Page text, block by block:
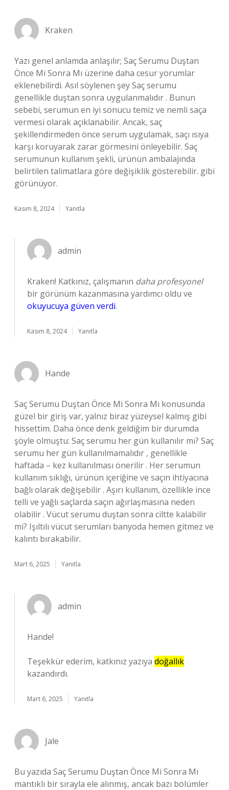
Kraken
Yazı genel anlamda anlaşılır; Saç Serumu Duştan
Önce Mi Sonra Mı üzerine daha cesur yorumlar
eklenebilirdi. Asıl söylenen şey Saç serumu
genellikle duştan sonra uygulanmalıdır . Bunun
sebebi, serumun en iyi sonucu temiz ve nemli saça
vermesi olarak açıklanabilir. Ancak, saç
şekillendirmeden önce serum uygulamak, saçı ısıya
karşı koruyarak zarar görmesini önleyebilir. Saç
serumunun kullanım şekli, ürünün ambalajında
belirtilen talimatlara göre değişiklik gösterebilir. gibi
görünüyor.
Kasım 8, 2024 Yanıtla
admin
Kraken! Katkınız, çalışmanın daha profesyonel
bir görünüm kazanmasına yardımcı oldu ve
okuyucuya güven verdi.
Kasım 8, 2024 Yanıtla
Hande
Saç Serumu Duştan Önce Mi Sonra Mı konusunda
güzel bir giriş var, yalnız biraz yüzeysel kalmış gibi
hissettim. Daha önce denk geldiğim bir durumda
şöyle olmuştu: Saç serumu her gün kullanılır mı? Saç
serumu her gün kullanılmamalıdır , genellikle
haftada – kez kullanılması önerilir . Her serumun
kullanım sıklığı, ürünün içeriğine ve saçın ihtiyacına
bağlı olarak değişebilir . Aşırı kullanım, özellikle ince
telli ve yağlı saçlarda saçın ağırlaşmasına neden
olabilir . Vücut serumu duştan sonra ciltte kalabilir
mi? Işıltılı vücut serumları banyoda hemen gitmez ve
kalıntı bırakabilir.
Mart 6, 2025 Yanıtla
admin
Hande!
Teşekkür ederim, katkınız yazıya doğallık
kazandırdı.
Mart 6, 2025 Yanıtla
Jale
Bu yazıda Saç Serumu Duştan Önce Mi Sonra Mı
mantıklı bir sırayla ele alınmış, ancak bazı bölümler